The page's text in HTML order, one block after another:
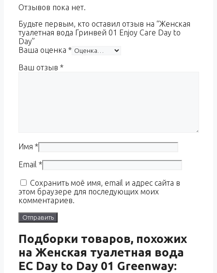
Отзывов пока нет.
Будьте первым, кто оставил отзыв на “Женская
туалетная вода Гринвей 01 Enjoy Care Day to
Day”
Ваша оценка *
Ваш отзыв *
Имя *
Email *
Сохранить моё имя, email и адрес сайта в
этом браузере для последующих моих
комментариев.
Подборки товаров, похожих
на Женская туалетная вода
EC Day to Day 01 Greenway: